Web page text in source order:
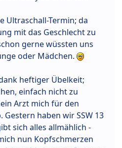
Ultraschall-Termin; da
mit das Geschlecht zu
gerne wüssten uns
oder Mädchen.
heftiger Übelkeit;
einfach nicht zu
Arzt mich für den
haben wir SSW 13
sich alles allmählich -
nun Kopfschmerzen